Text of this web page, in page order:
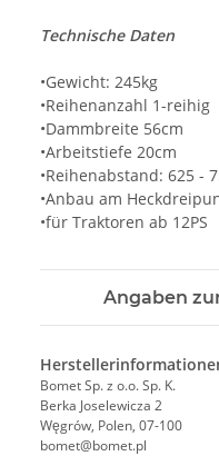
Technische Daten
•Gewicht: 245kg
•Reihenanzahl 1-reihig
•Dammbreite 56cm
•Arbeitstiefe 20cm
•Reihenabstand: 625 -
•Anbau am
•für Traktoren ab 12PS
Angaben
Bomet Sp. z o.o. Sp. K.
Berka Joselewicza 2
Węgrów, Polen, 07-100
bomet@bomet.pl